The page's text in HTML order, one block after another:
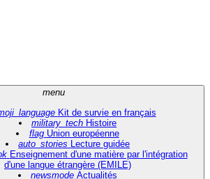
menu
Kit de survie en français
military_tech Histoire
flag Union européenne
auto_stories Lecture guidée
Enseignement d'une matière par l'intégration
d'une langue étrangère (EMILE)
newsmode Actualités